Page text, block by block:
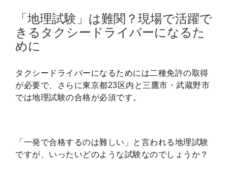
「地理試験」は難関？現場で活躍で
きるタクシードライバーになるた
めに
タクシードライバーになるためには二種免許の取得
が必要で、さらに東京都23区内と三鷹市・武蔵野市
では地理試験の合格が必須です。
「一発で合格するのは難しい」と言われる地理試験
ですが、いったいどのような試験なのでしょうか？